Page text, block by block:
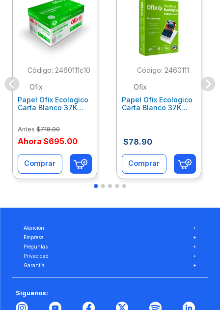
: 2460111c10
Ofix
Papel Ofix Ecologico
Carta Blanco 37K
Antes $718.00
Ahora $695.00
Comprar
: 2460111
Ofix
Papel Ofix Ecologico
Carta Blanco 37K
$78.90
Comprar
Atención
+
Empresa
+
Preguntas
+
Privacidad
+
Garantía
+
Síguenos: